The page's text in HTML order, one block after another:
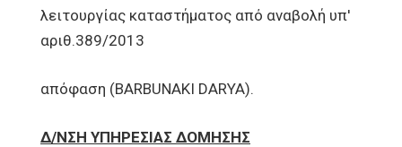
λειτουργίας καταστήματος από αναβολή υπ'
αριθ.389/2013
απόφαση (BARBUNAKI DARYA).
Δ/ΝΣΗ ΥΠΗΡΕΣΙΑΣ ΔΟΜΗΣΗΣ